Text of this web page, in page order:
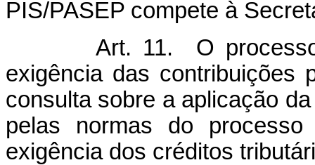
PIS/PASEP compete à
Art. 11. O
exigência das contribuições
consulta sobre a aplicação
pelas normas do
exigência dos créditos